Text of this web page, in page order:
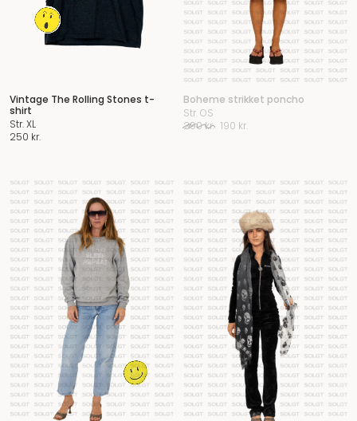
Vintage The Rolling Stones t-
shirt
Str. XL
250 kr.
Boheme strikket poncho
Str. OS
290kr. Original
190 kr.